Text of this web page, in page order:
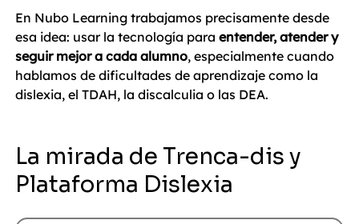
En Nubo Learning trabajamos precisamente desde
esa idea: usar la tecnología para entender, atender y
seguir mejor a cada alumno, especialmente cuando
hablamos de dificultades de aprendizaje como la
dislexia, el TDAH, la discalculia o las DEA.
La mirada de Trenca-dis y
Plataforma Dislexia